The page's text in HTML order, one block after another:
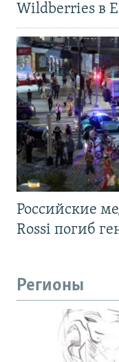
Wildberries в
Российские
Rossi погиб
Регионы